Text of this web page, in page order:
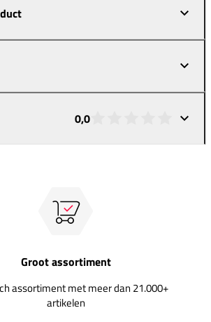
0,0
Groot assortiment
assortiment met meer dan 21.000+
artikelen